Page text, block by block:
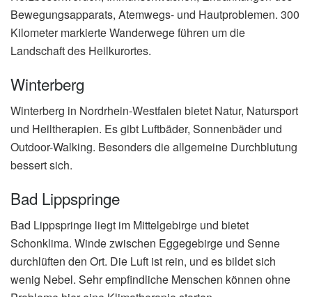
Bewegungsapparats, Atemwegs- und Hautproblemen. 300
Kilometer markierte Wanderwege führen um die
Landschaft des Heilkurortes.
Winterberg
Winterberg in Nordrhein-Westfalen bietet Natur, Natursport
und Heiltherapien. Es gibt Luftbäder, Sonnenbäder und
Outdoor-Walking. Besonders die allgemeine Durchblutung
bessert sich.
Bad Lippspringe
Bad Lippspringe liegt im Mittelgebirge und bietet
Schonklima. Winde zwischen Eggegebirge und Senne
durchlüften den Ort. Die Luft ist rein, und es bildet sich
wenig Nebel. Sehr empfindliche Menschen können ohne